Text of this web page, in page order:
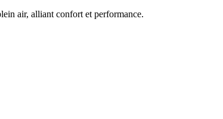
air, alliant confort et performance.